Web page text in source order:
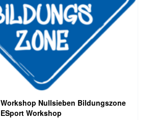
Workshop Nullsieben Bildungszone
ESport Workshop